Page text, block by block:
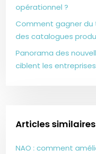
opérationnel ?
Comment gagner du
des catalogues
Panorama des
ciblent les entreprises
Articles similaires
NAO : comment